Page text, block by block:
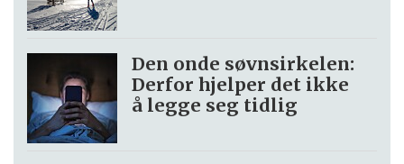
Den onde søvnsirkelen:
Derfor hjelper det ikke
å legge seg tidlig